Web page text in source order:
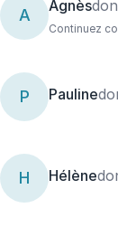
A Agnès
Continuez
P Pauline
H Hélène